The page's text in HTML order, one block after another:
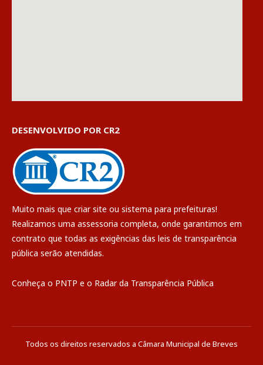
DESENVOLVIDO POR CR2
Muito mais que criar site ou sistema para prefeituras!
Realizamos uma assessoria completa, onde garantimos em
contrato que todas as exigências das leis de transparência
pública serão atendidas.
Conheça o PNTP e o Radar da Transparência Pública
Todos os direitos reservados a Câmara Municipal de Breves